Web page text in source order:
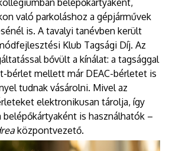
való parkoláshoz a gépjárművek
is. A tavalyi tanévben került
Klub Tagsági Díj. Az
bővült a kínálat: a tagsággal
bérlet mellett már DEAC-bérletet is
tudnak vásárolni. Mivel az
elektronikusan tárolja, így
is használhatók –
központvezető.